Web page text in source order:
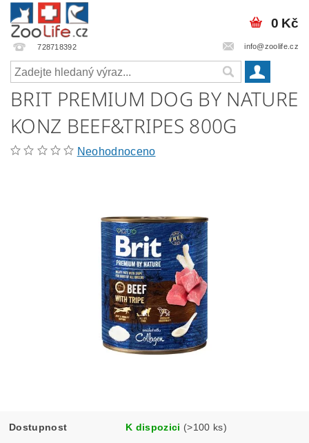
728718392 info@zoolife.cz
0 Kč
BRIT PREMIUM DOG BY NATURE
KONZ BEEF&TRIPES 800G
Neohodnoceno
Dostupnost K dispozici (>100 ks)